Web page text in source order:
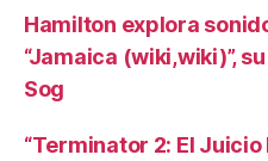
Hamilton explora
“Jamaica (wiki,wiki)”,
Sog
“Terminator 2: El Juicio